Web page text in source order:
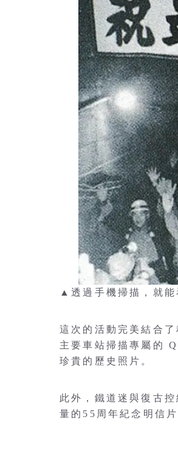
▲透過手機掃描，就
這次的活動完美結合
主要車站掃描專屬的
珍貴的歷史照片。
此外，鐵道迷與復古
量的55周年紀念明信片